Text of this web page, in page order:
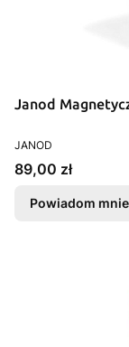
Janod
PRODUCENT
JANOD
Cena
89,00 zł
Powiadom